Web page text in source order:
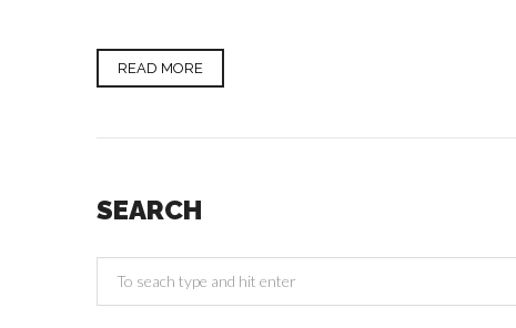
READ MORE
SEARCH